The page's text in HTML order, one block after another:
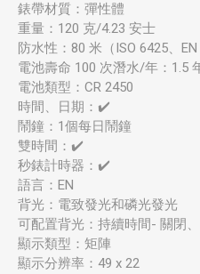
錶帶材質：彈性體
重量：120 克/4.23 安士
防水性：80 米（ISO 6425、EN
電池壽命 100 次潛水/年：1.5
電池類型：CR 2450
時間、日期：✔️
鬧鐘：1個每日鬧鐘
雙時間：✔️
秒錶計時器：✔️
語言：EN
背光：電致發光和磷光發光
可配置背光：持續時間- 關閉
顯示類型：矩陣
顯示分辨率：49 x 22